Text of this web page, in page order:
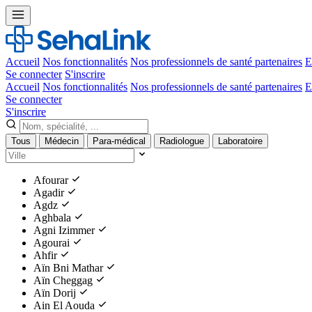
Accueil Nos fonctionnalités Nos professionnels de santé partenaires
Se connecter S'inscrire
Accueil Nos fonctionnalités Nos professionnels de santé partenaires
Se connecter
S'inscrire
Tous Médecin Para-médical Radiologue Laboratoire
Afourar
Agadir
Agdz
Aghbala
Agni Izimmer
Agourai
Ahfir
Aïn Bni Mathar
Aïn Cheggag
Aïn Dorij
Ain El Aouda